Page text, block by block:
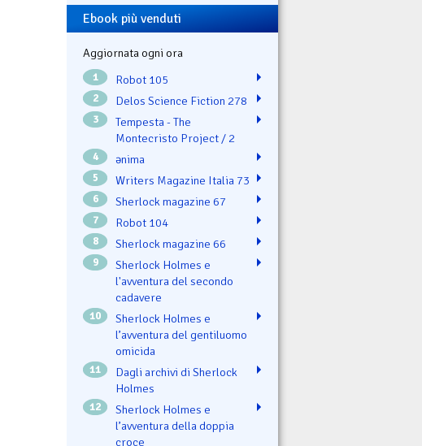
Ebook più venduti
Aggiornata ogni ora
1 Robot 105
2 Delos Science Fiction 278
3
Tempesta - The
Montecristo Project / 2
4 ənima
5 Writers Magazine Italia 73
6 Sherlock magazine 67
7 Robot 104
8 Sherlock magazine 66
9
Sherlock Holmes e
l'avventura del secondo
cadavere
10
Sherlock Holmes e
l’avventura del gentiluomo
omicida
11
Dagli archivi di Sherlock
Holmes
12
Sherlock Holmes e
l’avventura della doppia
croce